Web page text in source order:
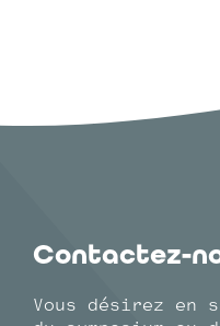
Contactez-
Vous désirez en